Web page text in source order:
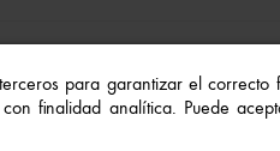
para garantizar el correcto
finalidad analítica. Puede